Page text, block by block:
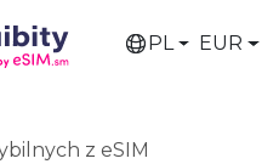
PL EUR
z eSIM